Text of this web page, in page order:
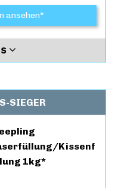
ansehen*
SIEGER
Kissenf
1kg*